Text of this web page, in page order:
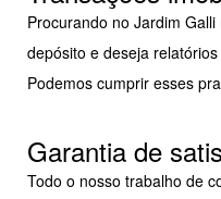
Procurando no Jardim
depósito e deseja
Podemos cumprir esses
Garantia de
Todo o nosso trabalho de